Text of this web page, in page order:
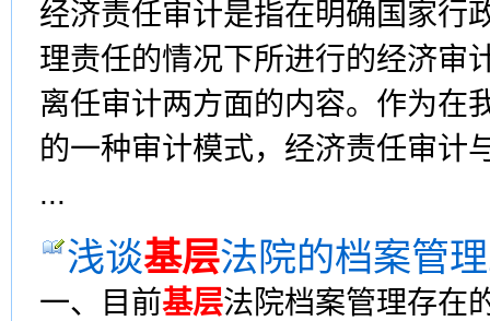
经济责任审计是指在明确国家行
理责任的情况下所进行的经济审
离任审计两方面的内容。作为在
的一种审计模式，经济责任审计
...
浅谈基层法院的档案管
一、目前基层法院档案管理存在